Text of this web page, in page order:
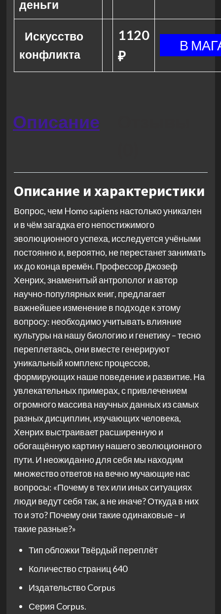
деньги
Искусство
конфликта
1120
₽
Описание
Описание и характеристики
Вопрос, чем Homo sapiens настолько уникален
и в чём загадка его непостижимого
эволюционного успеха, исследуется учёными
постоянно и, вероятно, не перестанет занимать
их до конца времён. Профессор Джозеф
Хенрих, знаменитый антрополог и автор
научно-популярных книг, предлагает
важнейшее изменение в подходе к этому
вопросу: необходимо учитывать влияние
культуры на нашу биологию и генетику – тесно
переплетаясь, они вместе генерируют
уникальный комплекс процессов,
формирующих наше поведение и развитие. На
увлекательных примерах, с привлечением
огромного массива научных данных из самых
разных дисциплин, изучающих человека,
Хенрих выстраивает расширенную и
обогащённую картину нашего эволюционного
пути. И неожиданно для себя мы находим
множество ответов на вечно мучающие нас
вопросы: «Почему в тех или иных ситуациях
люди ведут себя так, а не иначе? Откуда в них
то и это? Почему они такие одинаковые – и
такие разные?»
Тип обложкиТвёрдый переплёт
Количество страниц640
ИздательствоCorpus
Серия Corpus.